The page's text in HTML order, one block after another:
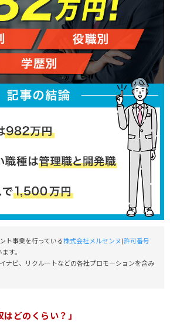
ト事業を行っている株式会社メルセンヌ(許可番号
す。
ナビ、リクルートなどの各社プロモーションを含み
どのくらい？」